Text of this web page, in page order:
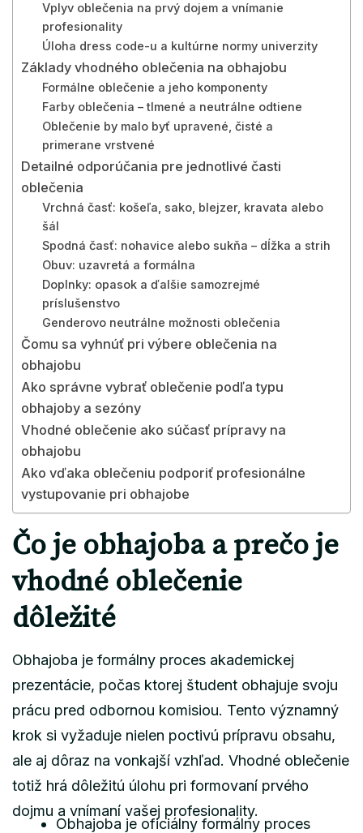
Vplyv oblečenia na prvý dojem a vnímanie
profesionality
Úloha dress code-u a kultúrne normy univerzity
Základy vhodného oblečenia na obhajobu
Formálne oblečenie a jeho komponenty
Farby oblečenia – tlmené a neutrálne odtiene
Oblečenie by malo byť upravené, čisté a
primerane vrstvené
Detailné odporúčania pre jednotlivé časti
oblečenia
Vrchná časť: košeľa, sako, blejzer, kravata alebo
šál
Spodná časť: nohavice alebo sukňa – dĺžka a strih
Obuv: uzavretá a formálna
Doplnky: opasok a ďalšie samozrejmé
príslušenstvo
Genderovo neutrálne možnosti oblečenia
Čomu sa vyhnúť pri výbere oblečenia na
obhajobu
Ako správne vybrať oblečenie podľa typu
obhajoby a sezóny
Vhodné oblečenie ako súčasť prípravy na
obhajobu
Ako vďaka oblečeniu podporiť profesionálne
vystupovanie pri obhajobe
Čo je obhajoba a prečo je
vhodné oblečenie
dôležité
Obhajoba je formálny proces akademickej
prezentácie, počas ktorej študent obhajuje svoju
prácu pred odbornou komisiou. Tento významný
krok si vyžaduje nielen poctivú prípravu obsahu,
ale aj dôraz na vonkajší vzhľad. Vhodné oblečenie
totiž hrá dôležitú úlohu pri formovaní prvého
dojmu a vnímaní vašej profesionality.
Obhajoba je oficiálny formálny proces